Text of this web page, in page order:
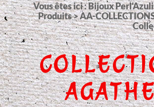
Vous êtes ici :Bijoux
Produits>AA-